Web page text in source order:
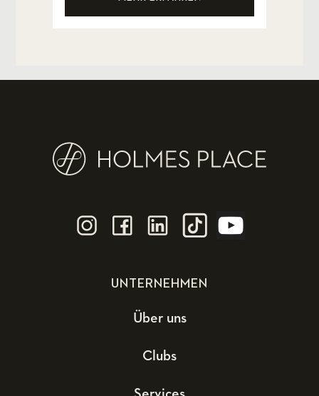
UNTERNEHMEN
Über uns
Clubs